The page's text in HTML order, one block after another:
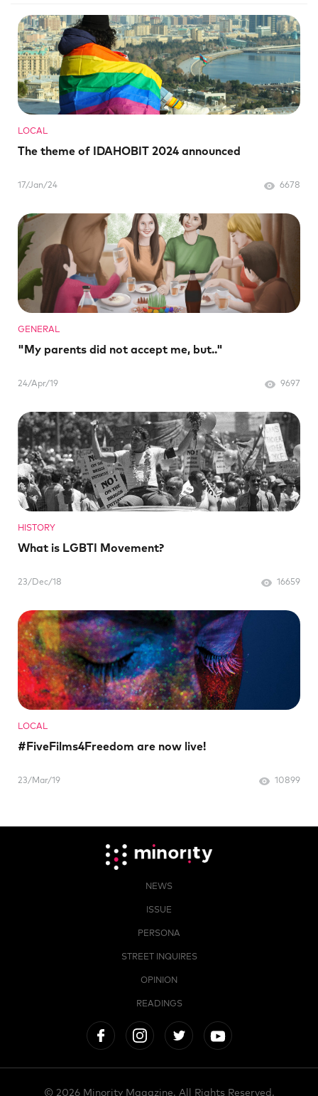
LOCAL
The theme of IDAHOBIT 2024 announced
17/Jan/24 6678
GENERAL
"My parents did not accept me, but.."
24/Apr/19 9697
HISTORY
What is LGBTI Movement?
23/Dec/18 16659
LOCAL
#FiveFilms4Freedom are now live!
23/Mar/19 10899
NEWS
ISSUE
PERSONA
STREET INQUIRES
OPINION
READINGS
© 2026 Minority Magazine. All Rights Reserved.